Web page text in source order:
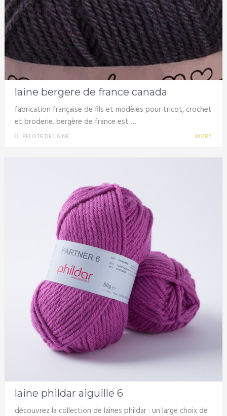
laine bergere de france canada
fabrication française de fils et modèles pour tricot, crochet
et broderie. bergère de france est …
PELOTE DE LAINE MORE
laine phildar aiguille 6
découvrez la collection de laines phildar : un large choix de